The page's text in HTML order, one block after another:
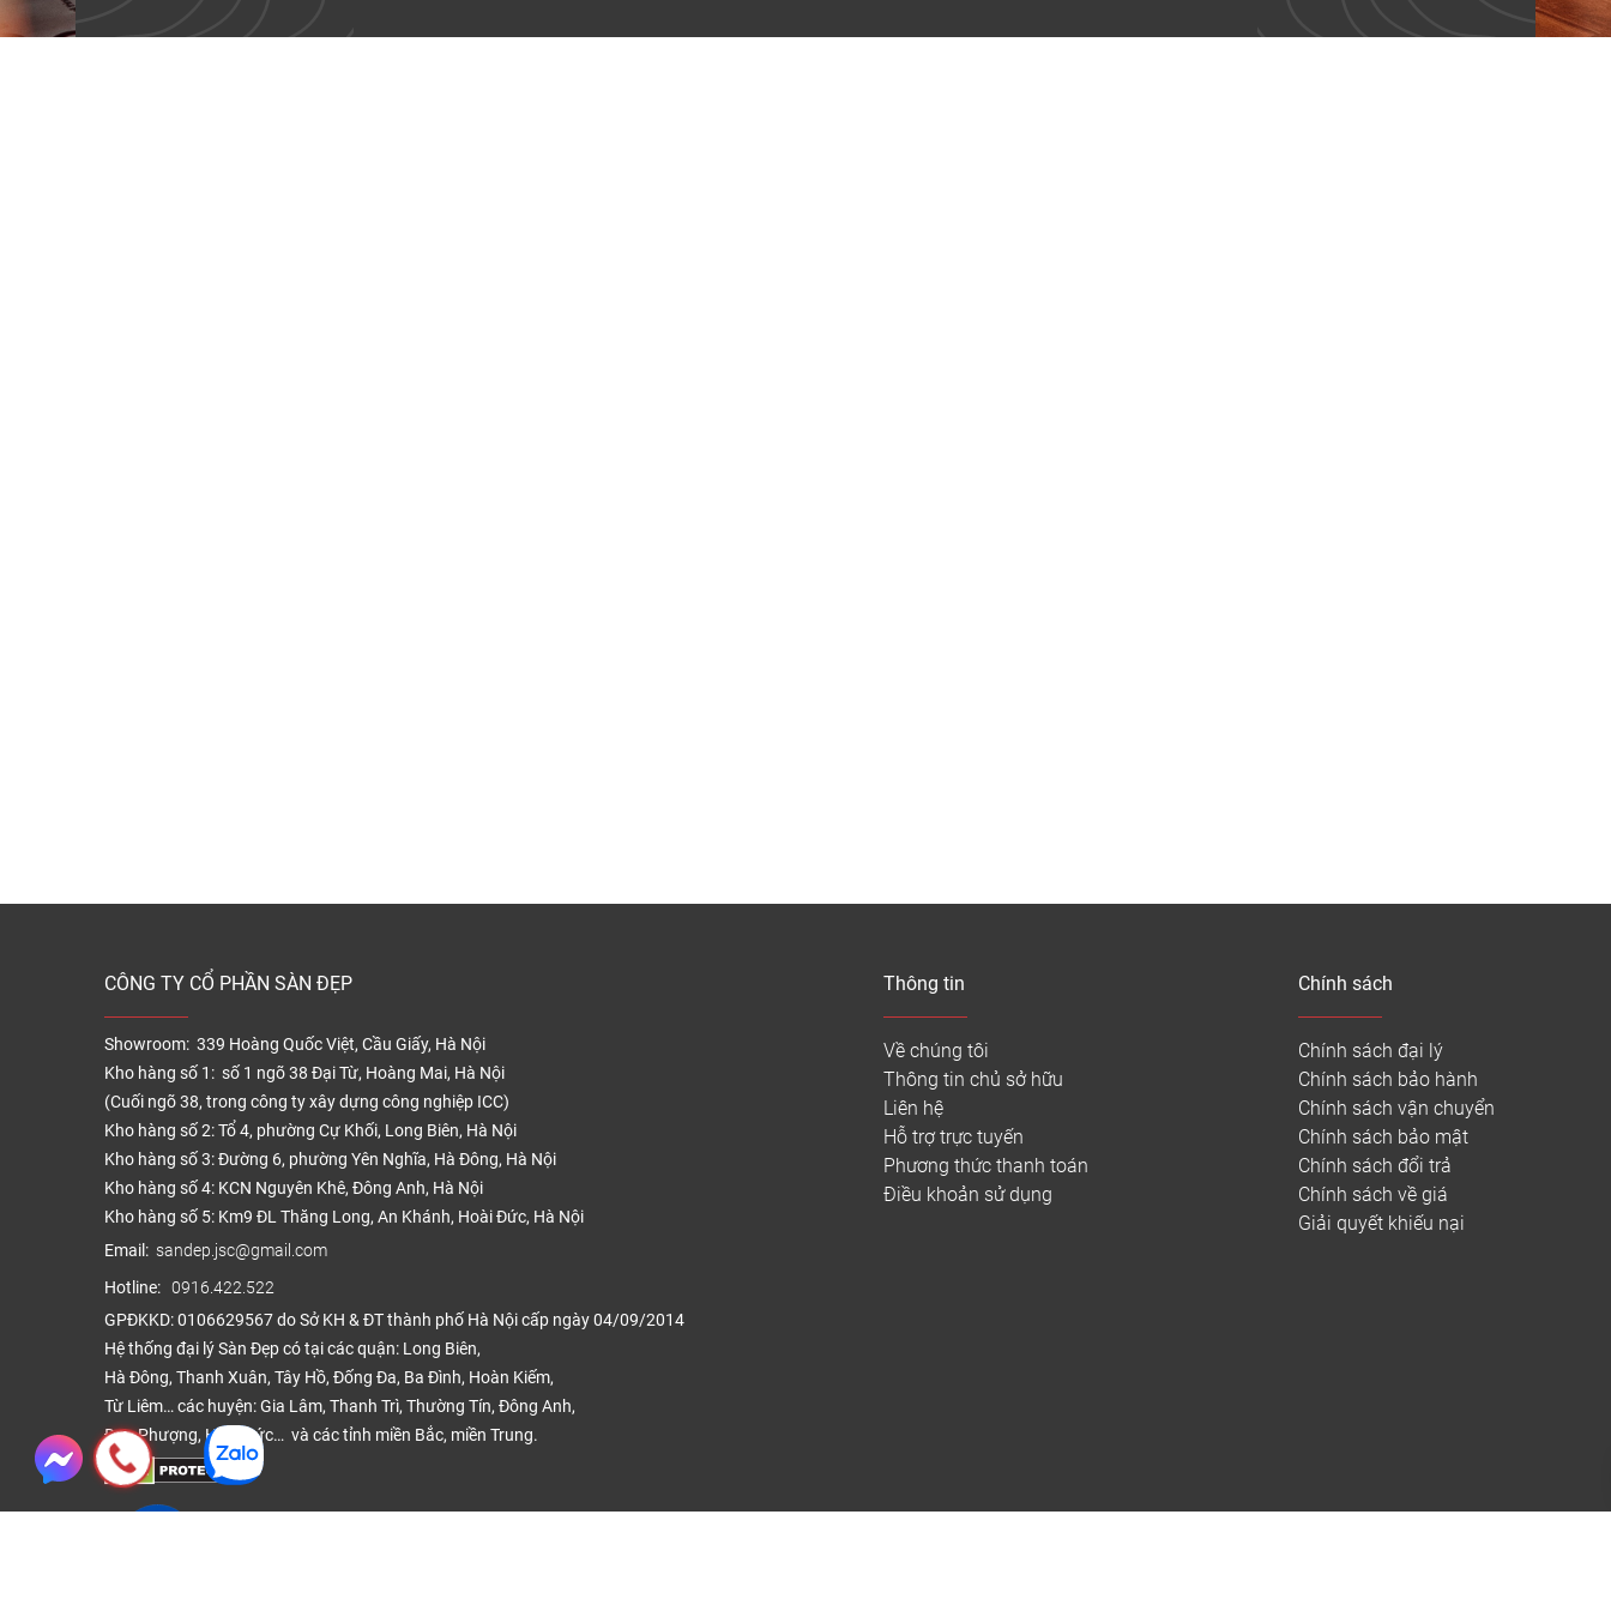
CÔNG TY CỔ PHẦN SÀN ĐẸP
Showroom: 339 Hoàng Quốc Việt, Cầu Giấy, Hà Nội
Kho hàng số 1: số 1 ngõ 38 Đại Từ, Hoàng Mai, Hà Nội
(Cuối ngõ 38, trong công ty xây dựng công nghiệp ICC)
Kho hàng số 2: Tổ 4, phường Cự Khối, Long Biên, Hà Nội
Kho hàng số 3: Đường 6, phường Yên Nghĩa, Hà Đông, Hà Nội
Kho hàng số 4: KCN Nguyên Khê, Đông Anh, Hà Nội
Kho hàng số 5: Km9 ĐL Thăng Long, An Khánh, Hoài Đức, Hà Nội
Email: sandep.jsc@gmail.com
Hotline: 0916.422.522
GPĐKKD: 0106629567 do Sở KH & ĐT thành phố Hà Nội cấp ngày 04/09/2014
Hệ thống đại lý Sàn Đẹp có tại các quận: Long Biên,
Hà Đông, Thanh Xuân, Tây Hồ, Đống Đa, Ba Đình, Hoàn Kiếm,
Từ Liêm… các huyện: Gia Lâm, Thanh Trì, Thường Tín, Đông Anh,
Đan Phượng, Hoài Đức… và các tỉnh miền Bắc, miền Trung.
Thông tin
Về chúng tôi
Thông tin chủ sở hữu
Liên hệ
Hỗ trợ trực tuyến
Phương thức thanh toán
Điều khoản sử dụng
Chính sách
Chính sách đại lý
Chính sách bảo hành
Chính sách vận chuyển
Chính sách bảo mật
Chính sách đổi trả
Chính sách về giá
Giải quyết khiếu nại